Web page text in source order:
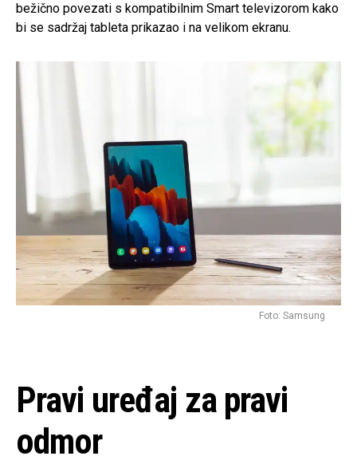
bežično povezati s kompatibilnim Smart televizorom kako
bi se sadržaj tableta prikazao i na velikom ekranu.
Foto: Samsung
Pravi uređaj za pravi
odmor